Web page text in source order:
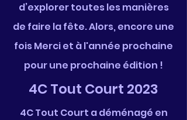
d’explorer toutes les manières
de faire la fête. Alors, encore une
fois Merci et à l'année prochaine
pour une prochaine édition !
4C Tout Court 2023
4C Tout Court a déménagé en